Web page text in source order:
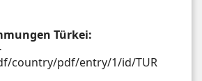
Türkei:
country/pdf/entry/1/id/TUR